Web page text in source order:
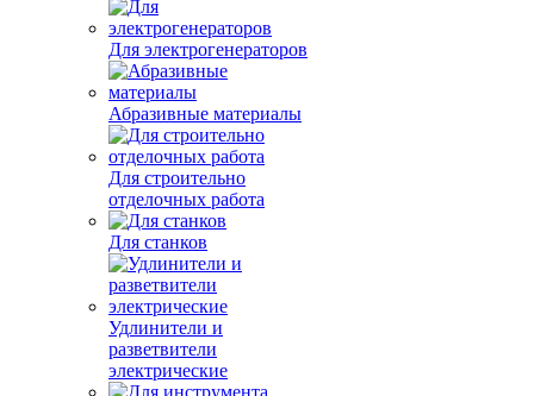
Для электрогенераторов
Абразивные материалы
Для строительно
отделочных работа
Для станков
Удлинители и
разветвители
электрические